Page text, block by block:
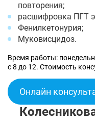
повторения;
расшифровка ПГТ
Фенилкетонурия;
Муковисцидоз.
Время работы:
с 8 до 12. Стоимость
Онлайн